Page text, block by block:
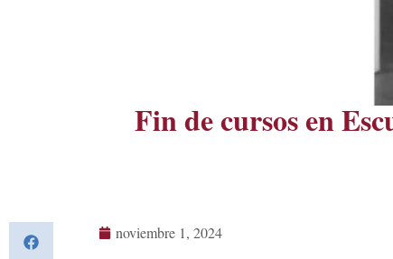
Fin de cursos en
noviembre 1, 2024